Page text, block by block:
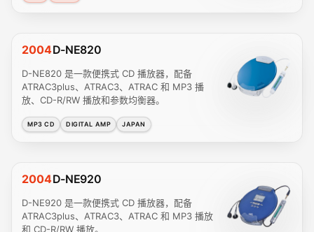
2004D-NE820
D-NE820 是一款便携式 CD 播放器，配备
ATRAC3plus、ATRAC3、ATRAC 和 MP3 播
放、CD-R/RW 播放和参数均衡器。
MP3 CD DIGITAL AMP JAPAN
2004D-NE920
D-NE920 是一款便携式 CD 播放器，配备
ATRAC3plus、ATRAC3、ATRAC 和 MP3 播放
和 CD-R/RW 播放。